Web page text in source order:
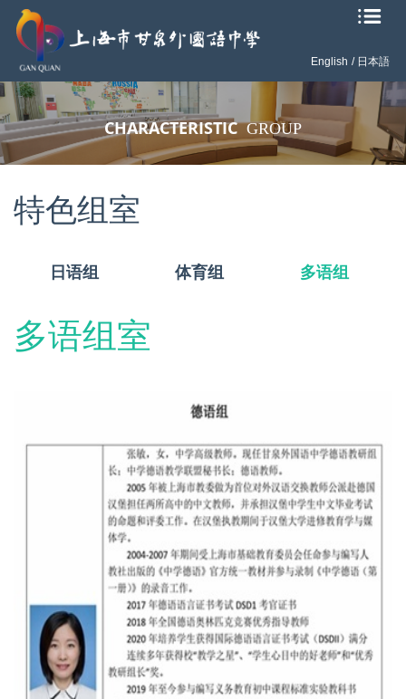
English / 日本語
CHARACTERISTICGROUP
特色组室
日语组 体育组 多语组
多语组室